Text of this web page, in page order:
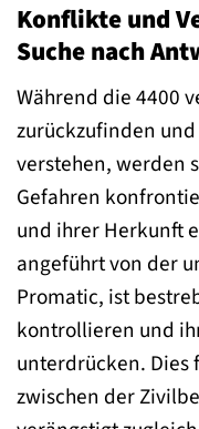
Konflikte und
Suche nach
Während die 4400
zurückzufinden
verstehen, werden
Gefahren
und ihrer Herkunft
angeführt von der
Promatic, ist
kontrollieren und
unterdrücken. Dies
zwischen der